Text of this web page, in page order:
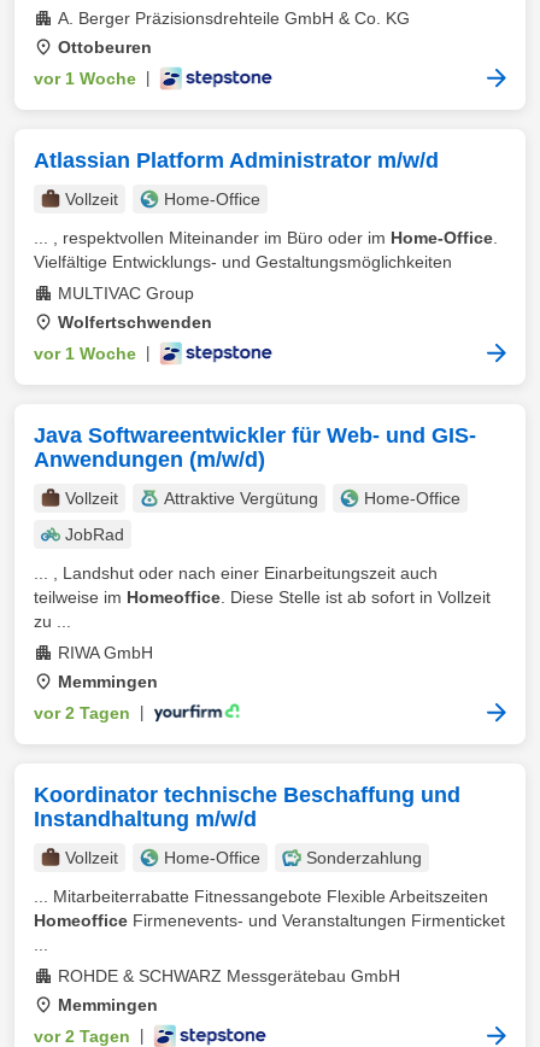
A. Berger Präzisionsdrehteile GmbH & Co. KG
Ottobeuren
vor 1 Woche
Atlassian Platform Administrator m/w/d
Vollzeit
Home-Office
... , respektvollen Miteinander im Büro oder im Home-Office
Vielfältige Entwicklungs- und Gestaltungsmöglichkeiten
MULTIVAC Group
Wolfertschwenden
vor 1 Woche
Java Softwareentwickler für Web- und GIS-
Anwendungen (m/w/d)
Vollzeit Attraktive Vergütung
Home-Office
JobRad
... , Landshut oder nach einer Einarbeitungszeit auch
teilweise im Homeoffice . Diese Stelle ist ab sofort in Vollzeit
zu ...
RIWA GmbH
Memmingen
vor 2 Tagen
Koordinator technische Beschaffung und
Instandhaltung m/w/d
Vollzeit Home-Office
Sonderzahlung
... Mitarbeiterrabatte Fitnessangebote Flexible Arbeitszeiten
Homeoffice Firmenevents- und Veranstaltungen Firmenticket
ROHDE & SCHWARZ Messgerätebau GmbH
Memmingen
vor 2 Tagen